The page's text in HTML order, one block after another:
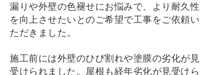
漏りや外壁の色褪せにお悩みで、より耐久性
を向上させたいとのご希望で工事をご依頼い
ただきました。
施工前には外壁のひび割れや塗膜の劣化が見
受けられました。 屋根も経年劣化が見受けら